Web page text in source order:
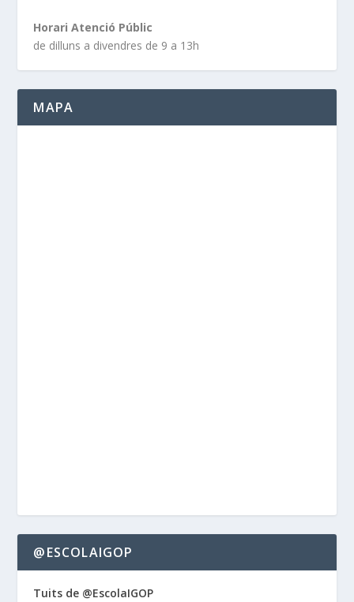
Horari Atenció Públic
de dilluns a divendres de 9 a 13h
MAPA
@ESCOLAIGOP
Tuits de @EscolaIGOP